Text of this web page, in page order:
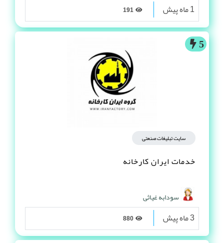
1 ماه پیش
5
سایت تبلیغات صنعتی
خدمات ایران کارخانه
سودابه غیاثی
3 ماه پیش